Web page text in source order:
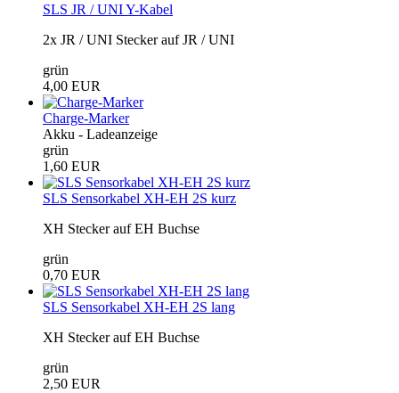
SLS JR / UNI Y-Kabel
2x JR / UNI Stecker auf JR / UNI
grün
4,00 EUR
Charge-Marker
Akku - Ladeanzeige
grün
1,60 EUR
SLS Sensorkabel XH-EH 2S kurz
XH Stecker auf EH Buchse
grün
0,70 EUR
SLS Sensorkabel XH-EH 2S lang
XH Stecker auf EH Buchse
grün
2,50 EUR